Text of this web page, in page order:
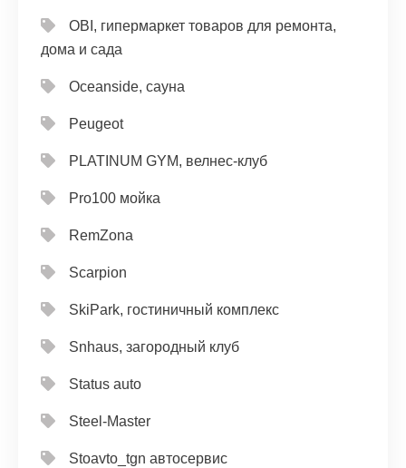
OBI, гипермаркет товаров для ремонта,
дома и сада
Oceanside, сауна
Peugeot
PLATINUM GYM, велнес-клуб
Pro100 мойка
RemZona
Scarpion
SkiPark, гостиничный комплекс
Snhaus, загородный клуб
Status auto
Steel-Master
Stoavto_tgn автосервис